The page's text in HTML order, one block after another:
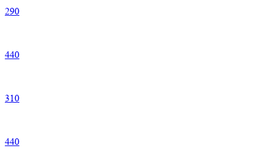
290
440
310
440